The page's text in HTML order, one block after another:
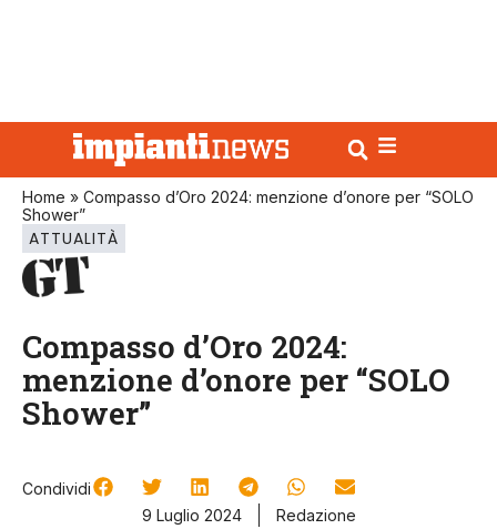
Home » Compasso d’Oro 2024: menzione d’onore per “SOLO
Shower”
ATTUALITÀ
Compasso d’Oro 2024:
menzione d’onore per “SOLO
Shower”
Condividi
9 Luglio 2024
Redazione